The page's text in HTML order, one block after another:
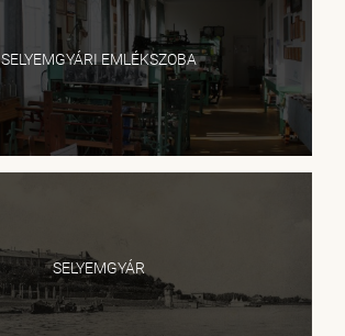
SELYEMGYÁRI EMLÉKSZOBA
SELYEMGYÁR